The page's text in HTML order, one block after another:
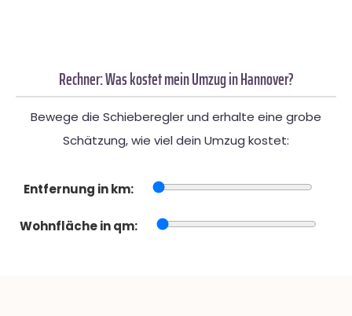
Rechner: Was kostet mein Umzug in Hannover?
Bewege die Schieberegler und erhalte eine grobe
Schätzung, wie viel dein Umzug kostet:
Entfernung in km:
Wohnfläche in qm: